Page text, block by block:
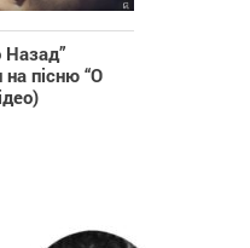
Назад”
на пісню “О